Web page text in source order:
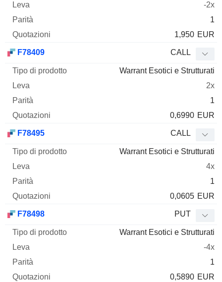
-2x
1
1,950 EUR
F78409 CALL
Warrant Esotici e Strutturati
2x
1
0,6990 EUR
F78495 CALL
Warrant Esotici e Strutturati
4x
1
0,0605 EUR
F78498 PUT
Warrant Esotici e Strutturati
-4x
1
0,5890 EUR